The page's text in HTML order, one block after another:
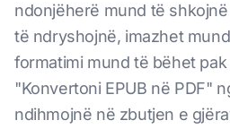
ndonjëherë mund të
të ndryshojnë, imazhet
formatimi mund të bëhet
"Konvertoni EPUB në PDF"
ndihmojnë në zbutjen e